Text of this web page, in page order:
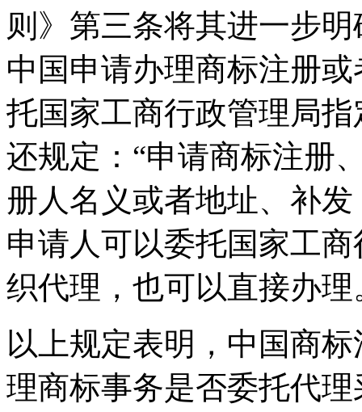
则》第三条将其进一步
中国申请办理商标注册
托国家工商行政管理局
还规定：“申请商标注册
册人名义或者地址、补
申请人可以委托国家工
织代理，也可以直接办理
以上规定表明，中国商
理商标事务是否委托代